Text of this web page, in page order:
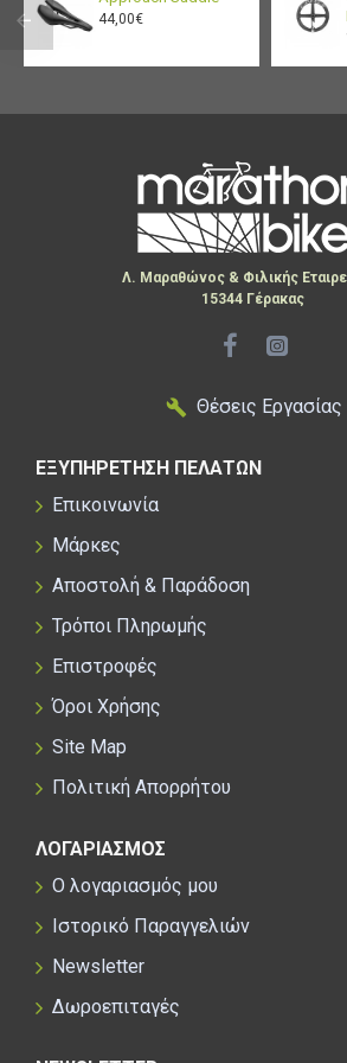
44,00€
Λ. Μαραθώνος & Φιλικής
15344 Γέρακας
Θέσεις Εργασίας
ΕΞΥΠΗΡΕΤΗΣΗ ΠΕΛΑΤΩΝ
Επικοινωνία
Μάρκες
Αποστολή & Παράδοση
Τρόποι Πληρωμής
Επιστροφές
Όροι Χρήσης
Site Map
Πολιτική Απορρήτου
ΛΟΓΑΡΙΑΣΜΟΣ
Ο λογαριασμός μου
Ιστορικό Παραγγελιών
Newsletter
Δωροεπιταγές